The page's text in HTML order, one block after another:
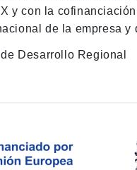
y con la
de la empresa y
Desarrollo Regional